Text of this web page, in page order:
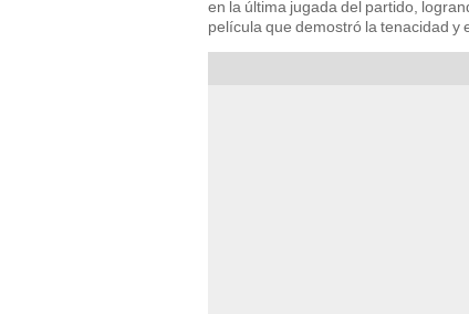
en la última jugada del partido,
película que demostró la tenacidad y